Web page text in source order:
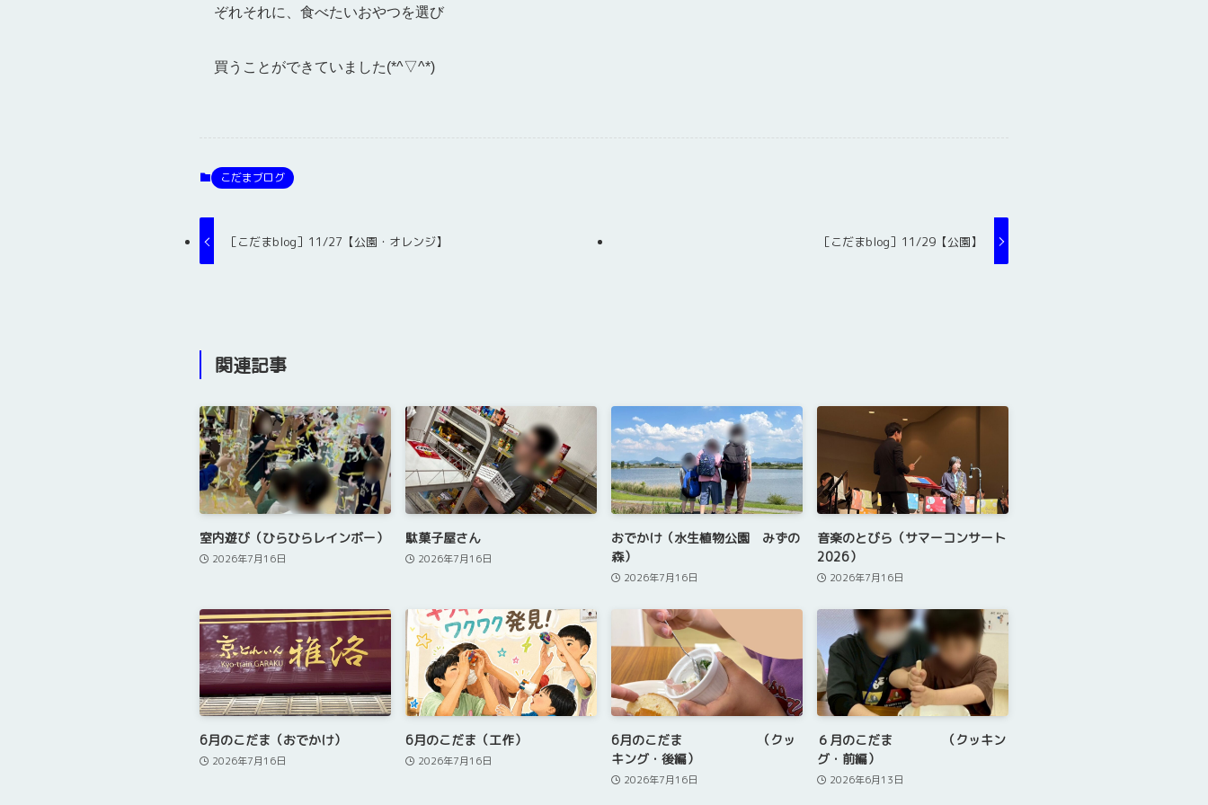
ぞれそれに、食べたいおやつを選び
買うことができていました(*^▽^*)
こだまブログ
［こだまblog］11/27【公園・オレンジ】 ［こだまblog］11/29【公園】
関連記事
室内遊び（ひらひらレインボー）
2026年7月16日
駄菓子屋さん
2026年7月16日
おでかけ（水生植物公園 みずの
森）
2026年7月16日
音楽のとびら（サマーコンサート
2026）
2026年7月16日
6月のこだま（おでかけ）
2026年7月16日
6月のこだま（工作）
2026年7月16日
6月のこだま （クッ
キング・後編）
2026年7月16日
６月のこだま （クッキン
グ・前編）
2026年6月13日